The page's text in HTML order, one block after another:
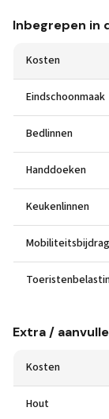
Inbegrepen in
Kosten
Eindschoonmaak
Bedlinnen
Handdoeken
Keukenlinnen
Extra /
Kosten
Hout